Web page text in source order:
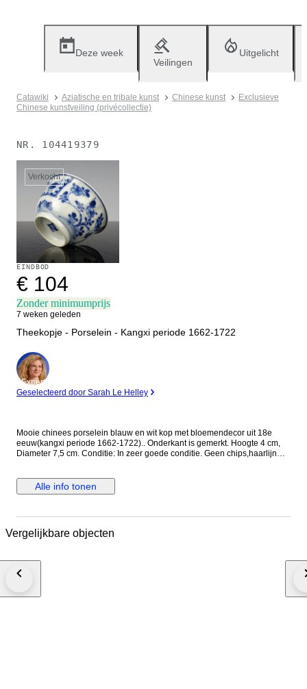
Deze week
Veilingen
Uitgelicht
Catawiki Aziatische en tribale kunst Chinese kunst
Exclusieve
Chinese kunstveiling (privécollectie)
NR. 104419379
Verkocht
EINDBOD
€ 104
Zonder minimumprijs
7 weken geleden
Theekopje - Porselein - Kangxi periode 1662-1722
Expert
Geselecteerd door Sarah Le Helley
Mooie chinees porselein blauw en wit kop met bloemendecor uit 18e
eeuw(kangxi periode 1662-1722).. Onderkant is gemerkt. Hoogte 4 cm,
Diameter 7,5 cm. Conditie: In zeer goede conditie. Geen chips,haarlijn
Alle info tonen
Vergelijkbare objecten